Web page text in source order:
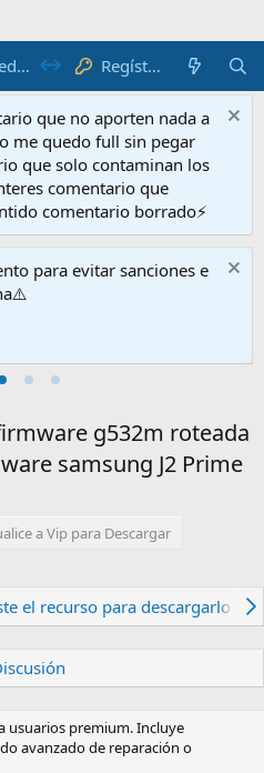
Regístrate
que no aporten nada a
me quedo full sin pegar
que solo contaminan los
comentario que
comentario borrado⚡
para evitar sanciones e
g532m roteada
samsung J2 Prime
a Vip para Descargar
el recurso para descargarlo.
usuarios premium. Incluye
avanzado de reparación o